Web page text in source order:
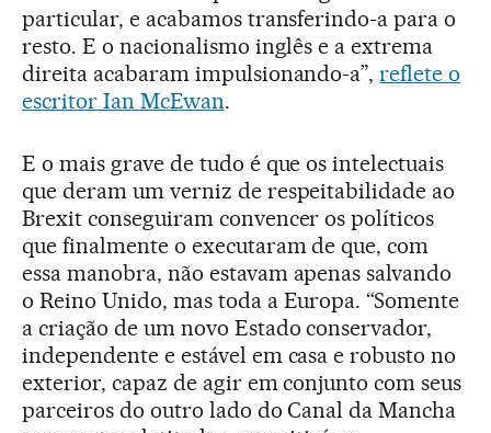
particular, e acabamos transferindo-a para o
resto. E o nacionalismo inglês e a extrema
direita acabaram impulsionando-a”,reflete o
escritor Ian McEwan.
E o mais grave de tudo é que os intelectuais
que deram um verniz de respeitabilidade ao
Brexit conseguiram convencer os políticos
que finalmente o executaram de que, com
essa manobra, não estavam apenas salvando
o Reino Unido, mas toda a Europa. “Somente
a criação de um novo Estado conservador,
independente e estável em casa e robusto no
exterior, capaz de agir em conjunto com seus
parceiros do outro lado do Canal da Mancha